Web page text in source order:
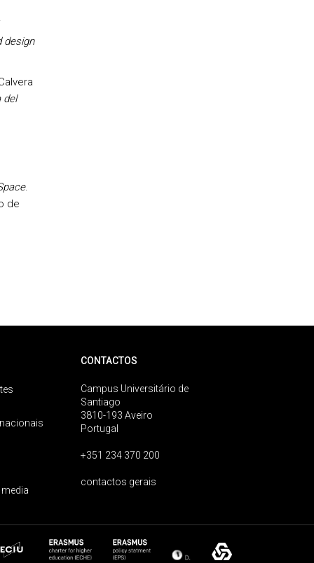
design
del
.
de
CONTACTOS
Campus Universitário de
Santiago
3810-193 Aveiro
Portugal
+351 234 370 200
contactos gerais